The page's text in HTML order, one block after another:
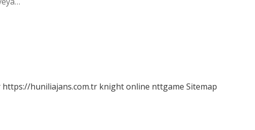
https://huniliajans.com.tr knight online nttgame Sitemap